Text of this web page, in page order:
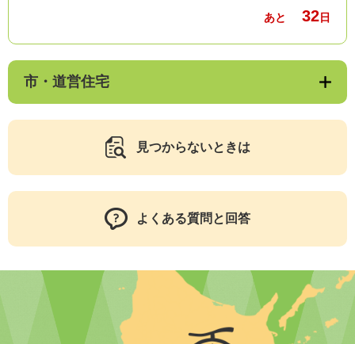
あと 32日
市・道営住宅
見つからないときは
よくある質問と回答